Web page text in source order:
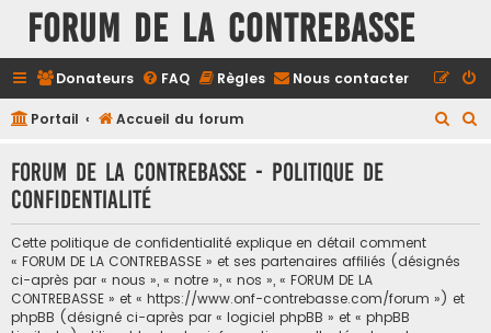
FORUM DE LA CONTREBASSE
Donateurs FAQ Règles Nous contacter
Portail Accueil du forum
r
FORUM DE LA CONTREBASSE - Politique de
confidentialité
Cette politique de confidentialité explique en détail comment
« FORUM DE LA CONTREBASSE » et ses partenaires affiliés (désignés
ci-après par « nous », « notre », « nos », « FORUM DE LA
CONTREBASSE » et « https://www.onf-contrebasse.com/forum ») et
phpBB (désigné ci-après par « logiciel phpBB » et « phpBB